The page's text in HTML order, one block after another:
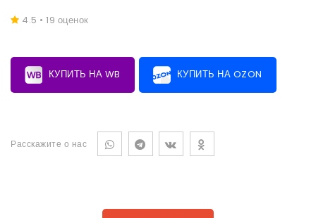
4.5 • 19 оценок
КУПИТЬ НА WB КУПИТЬ НА OZON
Расскажите о нас